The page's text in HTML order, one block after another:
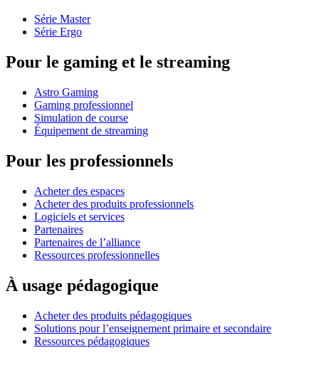
Série Master
Série Ergo
Pour le gaming et le streaming
Astro Gaming
Gaming professionnel
Simulation de course
Équipement de streaming
Pour les professionnels
Acheter des espaces
Acheter des produits professionnels
Logiciels et services
Partenaires
Partenaires de l’alliance
Ressources professionnelles
À usage pédagogique
Acheter des produits pédagogiques
Solutions pour l’enseignement primaire et secondaire
Ressources pédagogiques